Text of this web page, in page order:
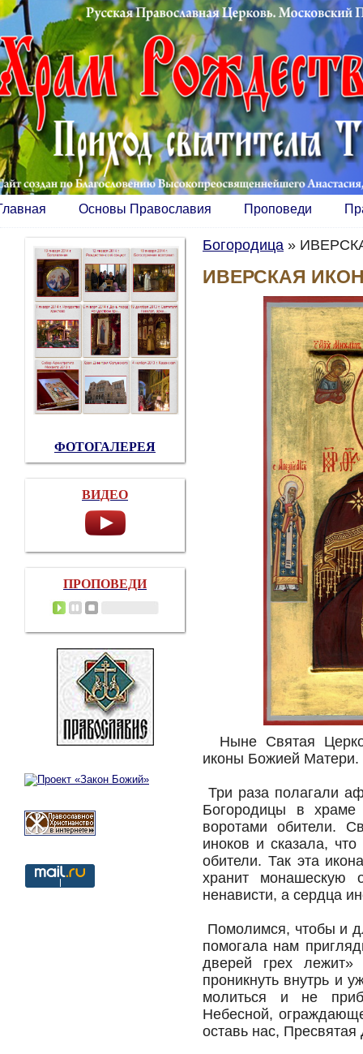
Основы Православия Проповеди
Богородица »
ИВЕРСКАЯ
Ныне Святая
иконы Божией Матери.
Три раза полагали
Богородицы в
воротами обители.
иноков и сказала,
обители. Так эта
хранит
ненависти, а сердца
Помолимся, чтобы и
помогала нам
дверей грех
проникнуть внутрь и
молиться и не
Небесной,
оставь нас, Пресвятая
ФОТОГАЛЕРЕЯ
ВИДЕО
ПРОПОВЕДИ